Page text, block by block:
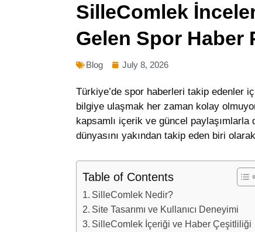
SilleComlek
Gelen Spor Haber
Blog July 8, 2026
Türkiye’de spor haberleri takip edenler
bilgiye ulaşmak her zaman kolay
kapsamlı içerik ve güncel
dünyasını yakından takip eden biri
Table of Contents
SilleComlek Nedir?
Site Tasarımı ve Kullanıcı Deneyimi
SilleComlek İçeriği ve Haber Çeşitliliği